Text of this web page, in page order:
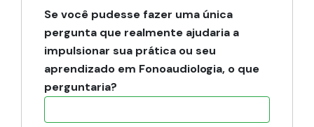
Se você pudesse fazer uma única
pergunta que realmente ajudaria a
impulsionar sua prática ou seu
aprendizado em Fonoaudiologia, o que
perguntaria?